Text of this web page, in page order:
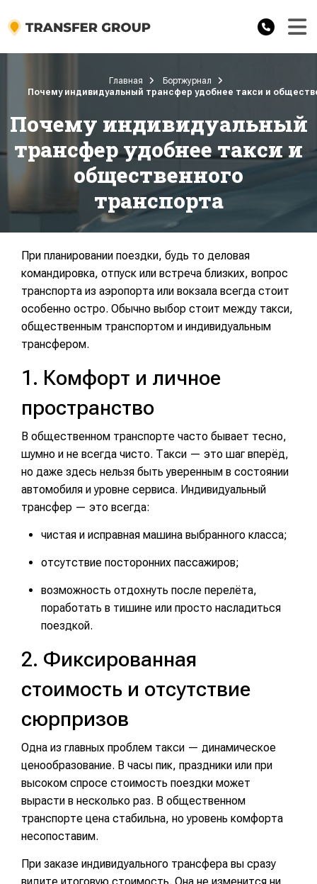
Главная
Бортжурнал
Почему индивидуальный трансфер удобнее такси и
Почему индивидуальный
трансфер удобнее такси и
общественного
транспорта
При планировании поездки, будь то деловая
командировка, отпуск или встреча близких, вопрос
транспорта из аэропорта или вокзала всегда стоит
особенно остро. Обычно выбор стоит между такси,
общественным транспортом и индивидуальным
трансфером.
1. Комфорт и личное
пространство
В общественном транспорте часто бывает тесно,
шумно и не всегда чисто. Такси — это шаг вперёд,
но даже здесь нельзя быть уверенным в состоянии
автомобиля и уровне сервиса. Индивидуальный
трансфер — это всегда:
чистая и исправная машина выбранного класса;
отсутствие посторонних пассажиров;
возможность отдохнуть после перелёта,
поработать в тишине или просто насладиться
поездкой.
2. Фиксированная
стоимость и отсутствие
сюрпризов
Одна из главных проблем такси — динамическое
ценообразование. В часы пик, праздники или при
высоком спросе стоимость поездки может
вырасти в несколько раз. В общественном
транспорте цена стабильна, но уровень комфорта
несопоставим.
При заказе индивидуального трансфера вы сразу